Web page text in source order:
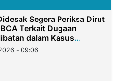
Segera Periksa Dirut
Terkait Dugaan
dalam Kasus
Dana Nasabah Rp2,58
- 09:06